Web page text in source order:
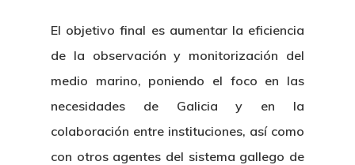
El objetivo final es aumentar la eficiencia
de la observación y monitorización del
medio marino, poniendo el foco en las
necesidades de Galicia y en la
colaboración entre instituciones, así como
con otros agentes del sistema gallego de